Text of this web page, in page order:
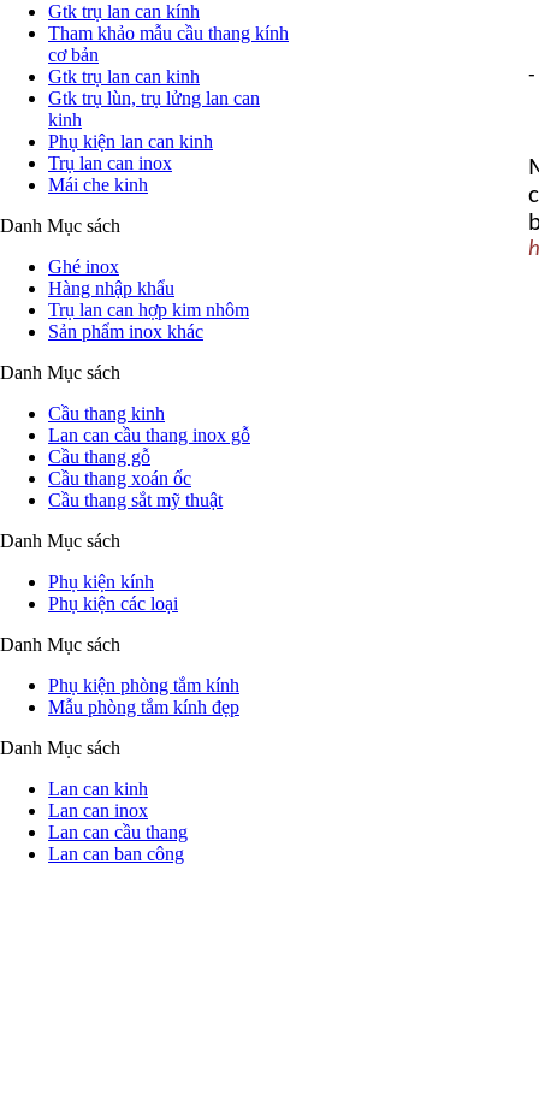
Gtk trụ lan can kính
Tham khảo mẫu cầu thang kính
cơ bản
Gtk trụ lan can kinh
Gtk trụ lùn, trụ lửng lan can
kinh
Phụ kiện lan can kinh
Trụ lan can inox
Mái che kinh
Danh Mục sách
Ghé inox
Hàng nhập khẩu
Trụ lan can hợp kim nhôm
Sản phẩm inox khác
Danh Mục sách
Cầu thang kinh
Lan can cầu thang inox gỗ
Cầu thang gỗ
Cầu thang xoán ốc
Cầu thang sắt mỹ thuật
Danh Mục sách
Phụ kiện kính
Phụ kiện các loại
Danh Mục sách
Phụ kiện phòng tắm kính
Mẫu phòng tắm kính đẹp
Danh Mục sách
Lan can kinh
Lan can inox
Lan can cầu thang
Lan can ban công
-